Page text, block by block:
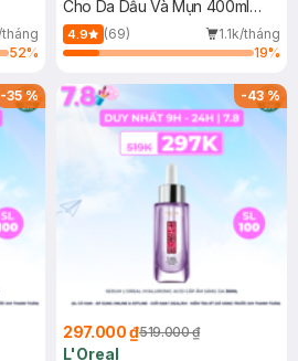
52%
Cho Da Dầu Và Mụn 400ml
(Mới)
4.9 (69)
1.1k/tháng
19%
-35% -43%
297.000 ₫519.000 ₫
L'Oreal